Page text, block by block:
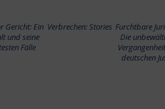
Gericht: Ein
und seine
Fälle
Verbrechen: Stories Furchtbare
Die
deutschen